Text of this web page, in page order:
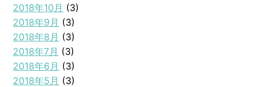
2018年10月 (3)
2018年9月 (3)
2018年8月 (3)
2018年7月 (3)
2018年6月 (3)
2018年5月 (3)